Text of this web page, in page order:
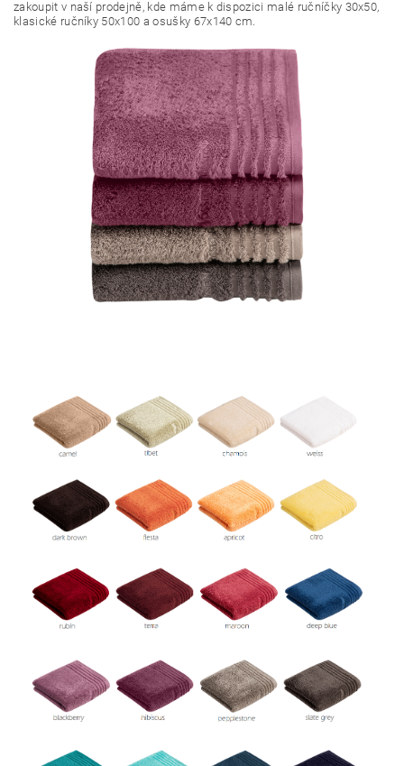
zakoupit v naší prodejně, kde máme k dispozici malé ručníčky 30x50,
klasické ručníky 50x100 a osušky 67x140 cm.